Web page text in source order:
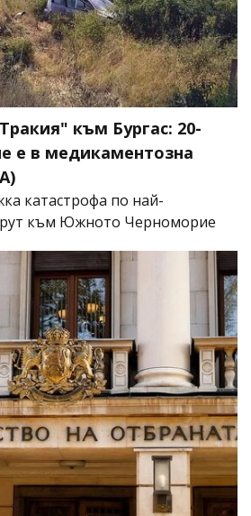
към Бургас: 20-
е в медикаментозна
катастрофа по най-
към Южното Черноморие